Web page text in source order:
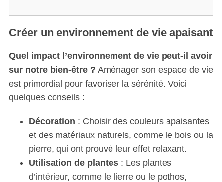
Créer un environnement de vie apaisant
Quel impact l’environnement de vie peut-il avoir
sur notre bien-être ? Aménager son espace de vie
est primordial pour favoriser la sérénité. Voici
quelques conseils :
Décoration : Choisir des couleurs apaisantes
et des matériaux naturels, comme le bois ou la
pierre, qui ont prouvé leur effet relaxant.
Utilisation de plantes: Les plantes
d’intérieur, comme le lierre ou le pothos,